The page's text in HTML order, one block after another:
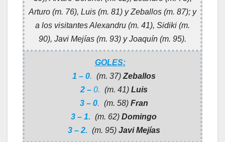
Arturo (m. 76), Luis (m. 81) y Zeballos (m. 87); y
a los visitantes Alexandru (m. 41), Sidiki (m.
90), Javi Mejías (m. 93) y Joaquín (m. 95).
GOLES:
1 – 0. (m. 37)Zeballos
2 – 0. (m. 41) Luis
3 – 0. (m. 58) Fran
3 – 1. (m. 62) Domingo
3 – 2. (m. 95) Javi Mejías